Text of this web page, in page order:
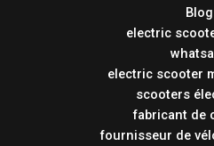
Blog
electric
electric scooter
scooters
fabricant de
fournisseur de